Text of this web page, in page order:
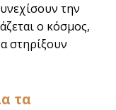
την
ο κόσμος,
στηρίξουν
τα